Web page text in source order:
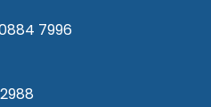
7996